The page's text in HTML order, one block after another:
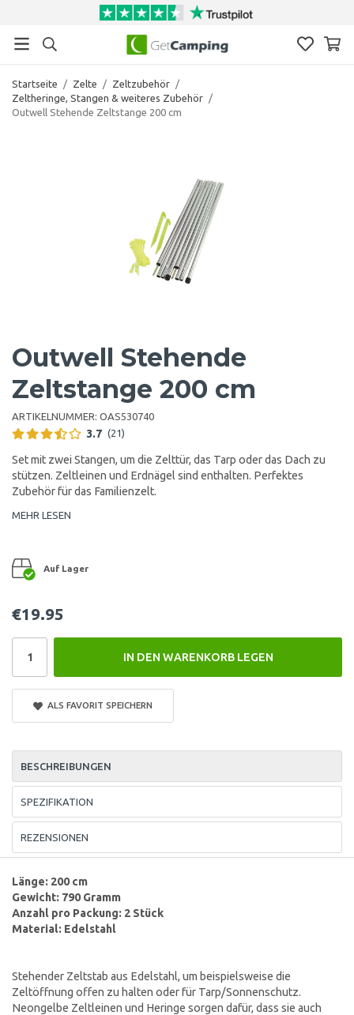
Startseite / Zelte / Zeltzubehör /
Zeltheringe, Stangen & weiteres Zubehör /
Outwell Stehende Zeltstange 200 cm
Outwell Stehende
Zeltstange 200 cm
ARTIKELNUMMER: OAS530740
3.7 (21)
Set mit zwei Stangen, um die Zelttür, das Tarp oder das Dach zu
stützen. Zeltleinen und Erdnägel sind enthalten. Perfektes
Zubehör für das Familienzelt.
MEHR LESEN
Auf Lager
€19.95
IN DEN WARENKORB LEGEN
ALS FAVORIT SPEICHERN
BESCHREIBUNGEN
SPEZIFIKATION
REZENSIONEN
Länge: 200 cm
Gewicht: 790 Gramm
Anzahl pro Packung: 2 Stück
Material: Edelstahl
Stehender Zeltstab aus Edelstahl, um beispielsweise die
Zeltöffnung offen zu halten oder für Tarp/Sonnenschutz.
Neongelbe Zeltleinen und Heringe sorgen dafür, dass sie auch